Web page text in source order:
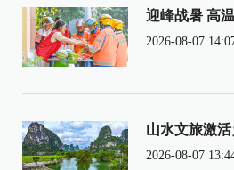
迎峰战暑 高
2026-08-07
山水文旅激
2026-08-07